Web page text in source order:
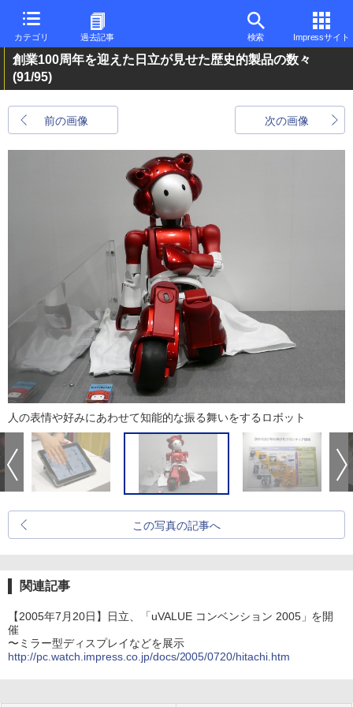
カテゴリ 過去記事 検索 Impressサイト
創業100周年を迎えた日立が見せた歴史的製品の数々
(91/95)
前の画像 次の画像
人の表情や好みにあわせて知能的な振る舞いをするロボット
この写真の記事へ
関連記事
【2005年7月20日】日立、「uVALUE コンベンション 2005」を開
催
〜ミラー型ディスプレイなどを展示
http://pc.watch.impress.co.jp/docs/2005/0720/hitachi.htm